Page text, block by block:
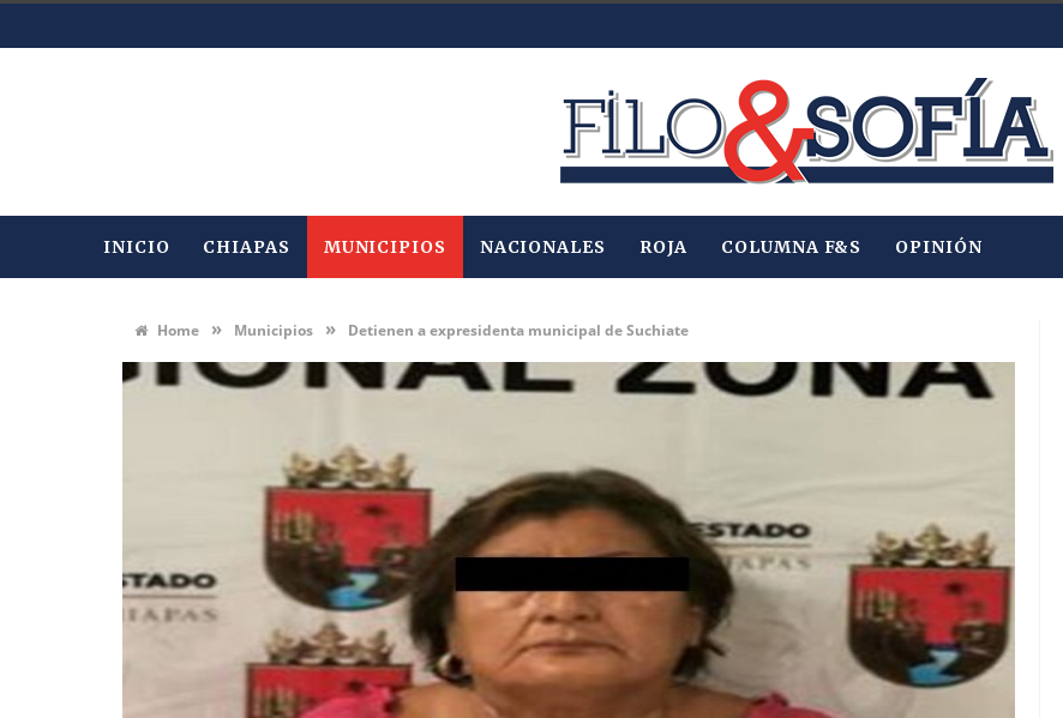
INICIO CHIAPAS MUNICIPIOS NACIONALES ROJA COLUMNA F&S OPINIÓN
Home » Municipios » Detienen a expresidenta municipal de Suchiate